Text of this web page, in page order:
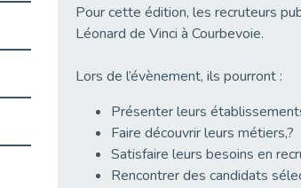
Pour cette édition, les recruteurs
Léonard de Vinci à Courbevoie.
Lors de l’évènement, ils pourront :
Présenter leurs
Faire découvrir leurs métiers,?
Satisfaire leurs besoins en
Rencontrer des candidats